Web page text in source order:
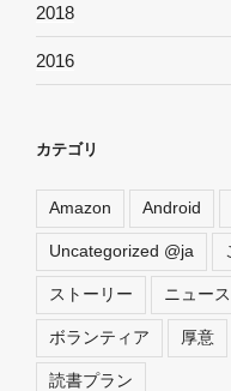
2018
2016
カテゴリ
Amazon Android
Uncategorized @ja
ストーリー ニュース
ボランティア 厚意
読書プラン